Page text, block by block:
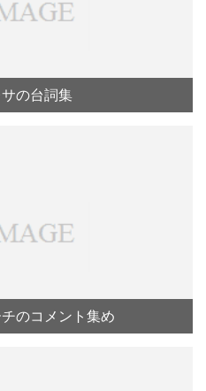
の台詞集
のコメント集め